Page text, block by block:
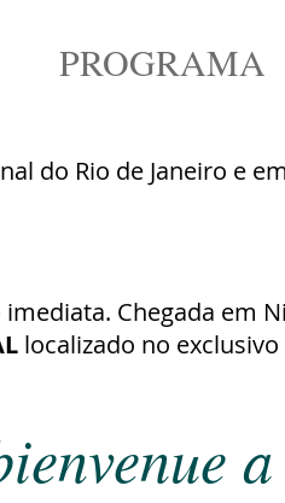
PROGRAMA
do Rio de Janeiro e
Chegada em
localizado no